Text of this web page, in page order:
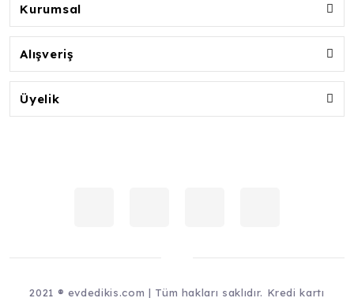
Kurumsal
Alışveriş
Üyelik
2021 ® evdedikis.com | Tüm hakları saklıdır. Kredi kartı